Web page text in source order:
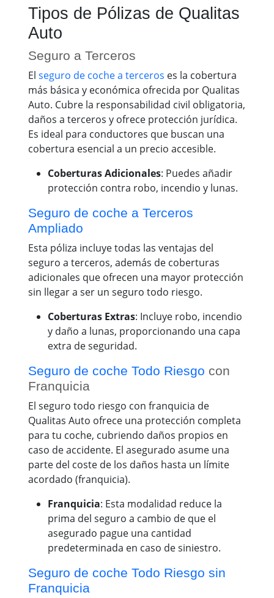
Tipos de Pólizas de Qualitas
Auto
Seguro a Terceros
El seguro de coche a terceros es la cobertura
más básica y económica ofrecida por Qualitas
Auto. Cubre la responsabilidad civil obligatoria,
daños a terceros y ofrece protección jurídica.
Es ideal para conductores que buscan una
cobertura esencial a un precio accesible.
Coberturas Adicionales: Puedes añadir
protección contra robo, incendio y lunas.
Seguro de coche a Terceros
Ampliado
Esta póliza incluye todas las ventajas del
seguro a terceros, además de coberturas
adicionales que ofrecen una mayor protección
sin llegar a ser un seguro todo riesgo.
Coberturas Extras: Incluye robo, incendio
y daño a lunas, proporcionando una capa
extra de seguridad.
Seguro de coche Todo Riesgo con
Franquicia
El seguro todo riesgo con franquicia de
Qualitas Auto ofrece una protección completa
para tu coche, cubriendo daños propios en
caso de accidente. El asegurado asume una
parte del coste de los daños hasta un límite
acordado (franquicia).
Franquicia: Esta modalidad reduce la
prima del seguro a cambio de que el
asegurado pague una cantidad
predeterminada en caso de siniestro.
Seguro de coche Todo Riesgo sin
Franquicia